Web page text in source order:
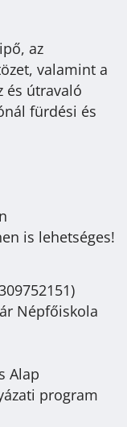
az
valamint a
és útravaló
fürdési és
is lehetséges!
Népfőiskola
Alap
program